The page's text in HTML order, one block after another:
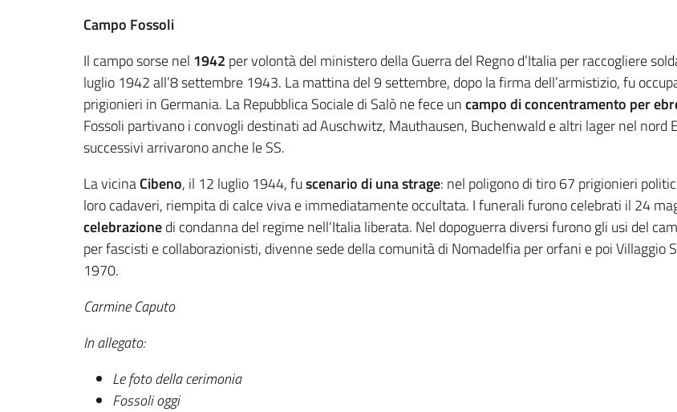
Campo Fossoli
Il campo sorse nel 1942 per volontà del ministero della Guerra del Regno d’Italia per raccogliere
luglio 1942 all’8 settembre 1943. La mattina del 9 settembre, dopo la firma dell’armistizio, fu
prigionieri in Germania. La Repubblica Sociale di Salò ne fece uncampo di concentramento per
Fossoli partivano i convogli destinati ad Auschwitz, Mauthausen, Buchenwald e altri lager nel nord
successivi arrivarono anche le SS.
La vicinaCibeno, il 12 luglio 1944, fuscenario di una strage: nel poligono di tiro 67 prigionieri
loro cadaveri, riempita di calce viva e immediatamente occultata. I funerali furono celebrati il 24
celebrazionedi condanna del regime nell’Italia liberata. Nel dopoguerra diversi furono gli usi del
per fascisti e collaborazionisti, divenne sede della comunità di Nomadelfia per orfani e poi Villaggio
1970.
Carmine Caputo
In allegato:
Le foto della cerimonia
Fossoli oggi